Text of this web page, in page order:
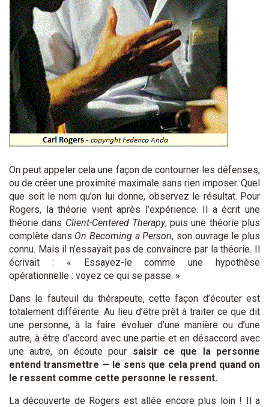
On peut appeler cela une façon de contourner les défenses,
ou de créer une proximité maximale sans rien imposer. Quel
que soit le nom qu’on lui donne, observez le résultat. Pour
Rogers, la théorie vient après l’expérience. Il a écrit une
théorie dans Client-Centered Therapy, puis une théorie plus
complète dans On Becoming a Person, son ouvrage le plus
connu. Mais il n’essayait pas de convaincre par la théorie. Il
écrivait : « Essayez-le comme une hypothèse
opérationnelle : voyez ce qui se passe. »
Dans le fauteuil du thérapeute, cette façon d’écouter est
totalement différente. Au lieu d’être prêt à traiter ce que dit
une personne, à la faire évoluer d’une manière ou d’une
autre, à être d’accord avec une partie et en désaccord avec
une autre, on écoute pour saisir ce que la personne
entend transmettre — le sens que cela prend quand on
le ressent comme cette personne le ressent.
La découverte de Rogers est allée encore plus loin ! Il a